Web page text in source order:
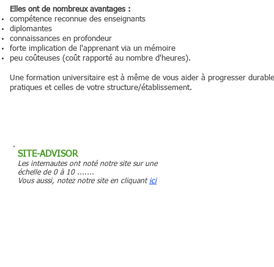
Elles ont de nombreux avantages :
compétence reconnue des enseignants
diplomantes
connaissances en profondeur
forte implication de l'apprenant via un mémoire
peu coûteuses (coût rapporté au nombre d'heures).
Une formation universitaire est à même de vous aider à progresser
pratiques et celles de votre structure/établissement.
SITE-ADVISOR
Les internautes ont noté notre site sur une
échelle de 0 à 10 .......
Vous aussi, notez notre site en cliquant ici